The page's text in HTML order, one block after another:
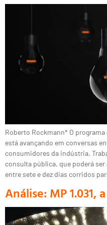
Roberto Rockmann* O
está avançando em conversas
consumidores da indústria.
consulta pública, que poderá
entre sete e dez dias corridos
Análise: MP 1.031,